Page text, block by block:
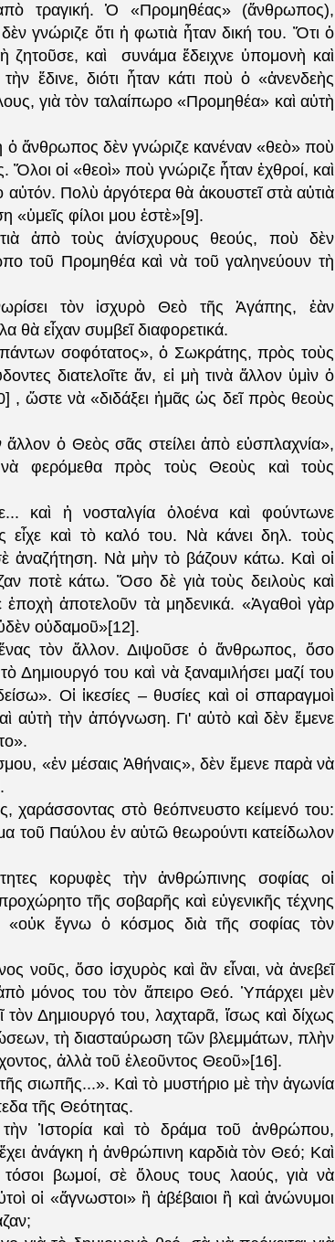
τραγική. Ὁ «Προμηθέας» (ἄνθρωπος),
δὲν γνώριζε ὅτι ἡ φωτιὰ ἦταν δική του. Ὅτι ὁ
ζητοῦσε, καὶ συνάμα ἔδειχνε ὑπομονὴ καὶ
ἔδινε, διότι ἦταν κάτι ποὺ ὁ «ἀνενδεὴς
γιὰ τὸν ταλαίπωρο «Προμηθέα» καὶ αὐτὴ
ὁ ἄνθρωπος δὲν γνώριζε κανέναν «θεὸ» ποὺ
Ὅλοι οἱ «θεοὶ» ποὺ γνώριζε ἦταν ἐχθροί, καὶ
αὐτόν. Πολὺ ἀργότερα θὰ ἀκουστεῖ στὰ αὐτιὰ
φίλοι μου ἐστὲ»[9].
ἀπὸ τοὺς ἀνίσχυρους θεούς, ποὺ δὲν
τοῦ Προμηθέα καὶ νὰ τοῦ γαληνεύουν τὴ
τὸν ἰσχυρὸ Θεὸ τῆς Ἀγάπης, ἐὰν
θὰ εἶχαν συμβεῖ διαφορετικά.
σοφότατος», ὁ Σωκράτης, πρὸς τοὺς
διατελοῖτε ἄν, εἰ μὴ τινὰ ἄλλον ὑμὶν ὁ
, ὥστε νὰ «διδάξει ἠμᾶς ὡς δεῖ πρὸς θεοὺς
ὁ Θεὸς σᾶς στείλει ἀπὸ εὐσπλαχνία»,
φερόμεθα πρὸς τοὺς Θεοὺς καὶ τοὺς
καὶ ἡ νοσταλγία ὁλοένα καὶ φούντωνε
εἶχε καὶ τὸ καλό του. Νὰ κάνει δηλ. τοὺς
ἀναζήτηση. Νὰ μὴν τὸ βάζουν κάτω. Καὶ οἱ
ποτὲ κάτω. Ὅσο δὲ γιὰ τοὺς δειλοὺς καὶ
ἀποτελοῦν τὰ μηδενικά. «Ἀγαθοὶ γὰρ
οὐδαμοῦ»[12].
τὸν ἄλλον. Διψοῦσε ὁ ἄνθρωπος, ὅσο
Δημιουργό του καὶ νὰ ξαναμιλήσει μαζί του
Οἱ ἱκεσίες – θυσίες καὶ οἱ σπαραγμοὶ
αὐτὴ τὴν ἀπόγνωση. Γι' αὐτὸ καὶ δὲν ἔμενε
«ἐν μέσαις Ἀθήναις», δὲν ἔμενε παρὰ νὰ
χαράσσοντας στὸ θεόπνευστο κείμενό του:
τοῦ Παύλου ἐν αὐτῶ θεωρούντι κατείδωλον
κορυφὲς τὴν ἀνθρώπινης σοφίας οἱ
τῆς σοβαρῆς καὶ εὐγενικῆς τέχνης
ἔγνω ὀ κόσμος διὰ τῆς σοφίας τὸν
νοῦς, ὅσο ἰσχυρὸς καὶ ἂν εἶναι, νὰ ἀνεβεῖ
μόνος του τὸν ἄπειρο Θεό. Ὑπάρχει μὲν
Δημιουργό του, λαχταρᾶ, ἴσως καὶ δίχως
τὴ διασταύρωση τῶν βλεμμάτων, πλὴν
ἀλλὰ τοῦ ἐλεοῦντος Θεοῦ»[16].
σιωπῆς...». Καὶ τὸ μυστήριο μὲ τὴν ἀγωνία
τῆς Θεότητας.
Ἱστορία καὶ τὸ δράμα τοῦ ἀνθρώπου,
ἀνάγκη ἡ ἀνθρώπινη καρδιὰ τὸν Θεό; Καὶ
τόσοι βωμοί, σὲ ὅλους τους λαούς, γιὰ νὰ
οἱ «ἄγνωστοι» ἢ ἀβέβαιοι ἢ καὶ ἀνώνυμοι